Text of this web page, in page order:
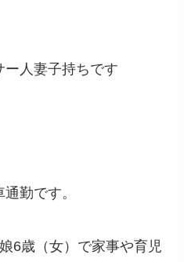
ー人妻子持ちです
勤です。
6歳（女）で家事や育児